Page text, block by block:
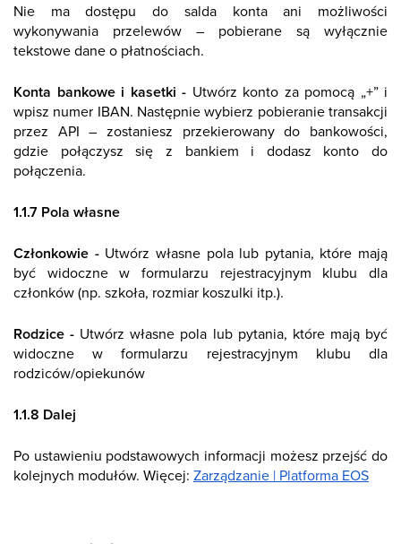
Nie ma dostępu do salda konta ani możliwości
wykonywania przelewów – pobierane są wyłącznie
tekstowe dane o płatnościach.
Konta bankowe i kasetki - Utwórz konto za pomocą „+” i
wpisz numer IBAN. Następnie wybierz pobieranie transakcji
przez API – zostaniesz przekierowany do bankowości,
gdzie połączysz się z bankiem i dodasz konto do
połączenia.
1.1.7 Pola własne
Członkowie -Utwórz własne pola lub pytania, które mają
być widoczne w formularzu rejestracyjnym klubu dla
członków (np. szkoła, rozmiar koszulki itp.).
Rodzice - Utwórz własne pola lub pytania, które mają być
widoczne w formularzu rejestracyjnym klubu dla
rodziców/opiekunów
1.1.8 Dalej
Po ustawieniu podstawowych informacji możesz przejść do
kolejnych modułów. Więcej: Zarządzanie | Platforma EOS